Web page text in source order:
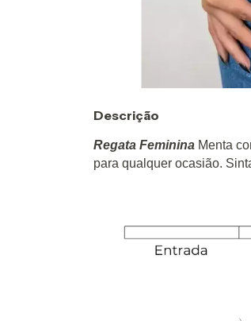
Descrição
Regata Feminina Menta
para qualquer ocasião.